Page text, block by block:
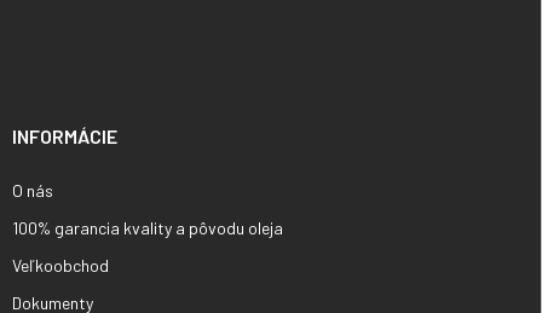
INFORMÁCIE
O nás
100% garancia kvality a pôvodu oleja
Veľkoobchod
Dokumenty